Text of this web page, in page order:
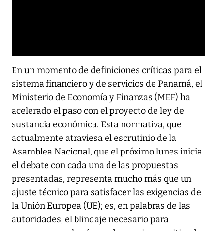
En un momento de definiciones críticas para el
sistema financiero y de servicios de Panamá, el
Ministerio de Economía y Finanzas (MEF) ha
acelerado el paso con el proyecto de ley de
sustancia económica. Esta normativa, que
actualmente atraviesa el escrutinio de la
Asamblea Nacional, que el próximo lunes inicia
el debate con cada una de las propuestas
presentadas, representa mucho más que un
ajuste técnico para satisfacer las exigencias de
la Unión Europea (UE); es, en palabras de las
autoridades, el blindaje necesario para